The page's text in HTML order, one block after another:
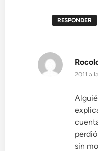
RESPONDER
2011 a
sin